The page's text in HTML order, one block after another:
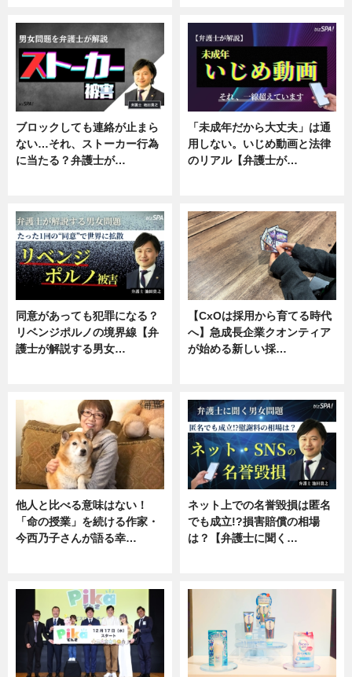
ブロックしても連絡が止まら
ない…それ、ストーカー行為
に当たる？弁護士が…
「未成年だから大丈夫」は通
用しない。いじめ動画と法律
のリアル【弁護士が…
同意があっても犯罪になる？
リベンジポルノの境界線【弁
護士が解説する男女…
【CxOは採用から育てる時代
へ】急成長企業クオンティア
が始める新しい採…
他人と比べる意味はない！
「命の授業」を続ける作家・
今西乃子さんが語る幸…
ネット上での名誉毀損は匿名
でも成立!?損害賠償の相場
は？【弁護士に聞く…